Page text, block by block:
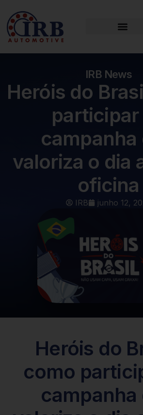
IRB News
Heróis do
participar
campanha
valoriza o dia
oficina
IRB junho 12,
Heróis do
como
campanha